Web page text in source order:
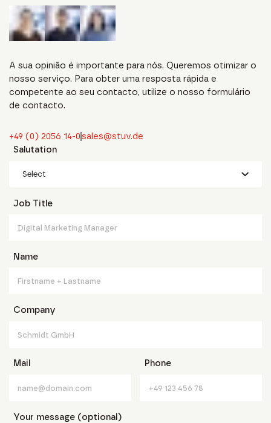
A sua opinião é importante para nós. Queremos otimizar o
nosso serviço. Para obter uma resposta rápida e
competente ao seu contacto, utilize o nosso formulário
de contacto.
+49 (0) 2056 14-0sales@stuv.de
Salutation
Select
Job Title
Name
Company
Mail Phone
Your message (optional)